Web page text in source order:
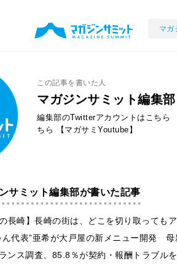
マガ
この記事を書いた人
マガジンサミット編集部
編集部のTwitterアカウントはこちら
ちら
【マガサミYoutube】
サミット編集部が書いた記事
の長崎】長崎の街は、どこを切り取って
ん代表”亜希が大戸屋の新メニュー開発
ンス調査、85.8％が契約・報酬トラブ